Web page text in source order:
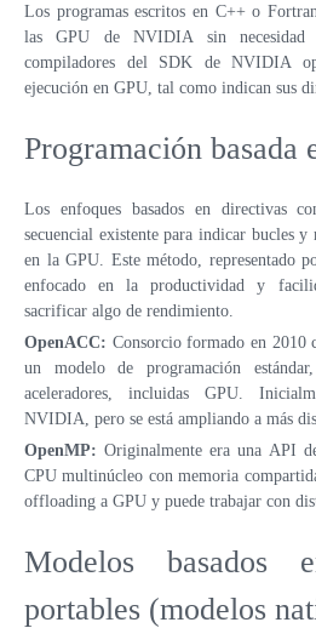
Los programas escritos en C++ o
las GPU de NVIDIA sin necesidad
compiladores del SDK de NVIDIA
ejecución en GPU, tal como indican sus
Programación basada
Los enfoques basados en directivas
secuencial existente para indicar bucles y
en la GPU. Este método, representado
enfocado en la productividad y
sacrificar algo de rendimiento.
OpenACC: Consorcio formado en 2010
un modelo de programación
aceleradores, incluidas GPU.
NVIDIA, pero se está ampliando a más
OpenMP: Originalmente era una API
CPU multinúcleo con memoria
offloading a GPU y puede trabajar con
Modelos basados
portables (modelos